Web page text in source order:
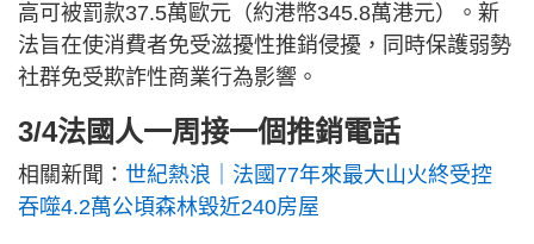
高可被罰款37.5萬歐元（約港幣345.8萬港元）。新
法旨在使消費者免受滋擾性推銷侵擾，同時保護弱勢
社群免受欺詐性商業行為影響。
3/4法國人一周接一個推銷電話
相關新聞： 世紀熱浪｜法國77年來最大山火終受控
吞噬4.2萬公頃森林毀近240房屋